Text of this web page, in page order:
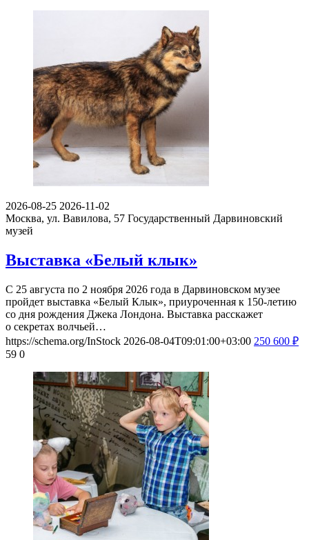
2026-08-25 2026-11-02
Москва, ул. Вавилова, 57 Государственный Дарвиновский
музей
Выставка «Белый клык»
С 25 августа по 2 ноября 2026 года в Дарвиновском музее
пройдет выставка «Белый Клык», приуроченная к 150-летию
со дня рождения Джека Лондона. Выставка расскажет
о секретах волчьей…
https://schema.org/InStock 2026-08-04T09:01:00+03:00 250 600 ₽
59 0